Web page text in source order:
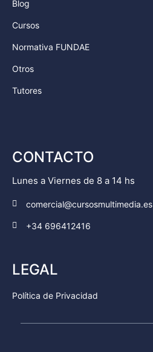
Blog
Cursos
Normativa FUNDAE
Otros
Tutores
CONTACTO
Lunes a Viernes de 8 a 14 hs
comercial@cursosmultimedia.es
+34 696412416
LEGAL
Política de Privacidad